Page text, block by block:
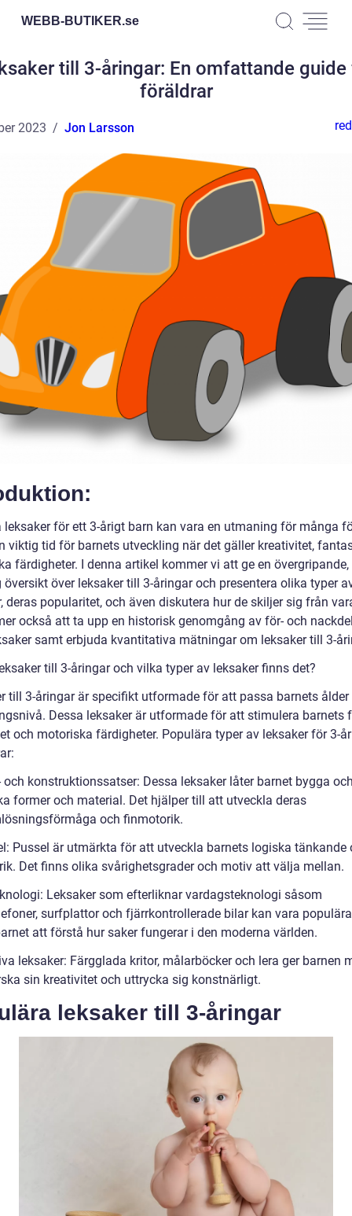
WEBB-BUTIKER.se
till 3-åringar: En omfattande guide
föräldrar
2023 Jon Larsson
leksaker för ett 3-årigt barn kan vara en utmaning för många
viktig tid för barnets utveckling när det gäller kreativitet,
färdigheter. I denna artikel kommer vi att ge en övergripande,
översikt över leksaker till 3-åringar och presentera olika typer
deras popularitet, och även diskutera hur de skiljer sig från
också att ta upp en historisk genomgång av för- och
samt erbjuda kvantitativa mätningar om leksaker till 3-
till 3-åringar och vilka typer av leksaker finns det?
till 3-åringar är specifikt utformade för att passa barnets ålder
Dessa leksaker är utformade för att stimulera barnets
och motoriska färdigheter. Populära typer av leksaker för 3-
och konstruktionssatser: Dessa leksaker låter barnet bygga
former och material. Det hjälper till att utveckla deras
och finmotorik.
Pussel är utmärkta för att utveckla barnets logiska tänkande
Det finns olika svårighetsgrader och motiv att välja mellan.
Leksaker som efterliknar vardagsteknologi såsom
surfplattor och fjärrkontrollerade bilar kan vara
att förstå hur saker fungerar i den moderna världen.
leksaker: Färgglada kritor, målarböcker och lera ger barnen
sin kreativitet och uttrycka sig konstnärligt.
leksaker till 3-åringar